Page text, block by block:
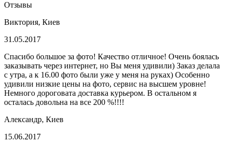
Отзывы
Виктория, Киев
31.05.2017
Спасибо большое за фото! Качество отличное! Очень боялась
заказывать через интернет, но Вы меня удивили) Заказ делала
с утра, а к 16.00 фото были уже у меня на руках) Особенно
удивили низкие цены на фото, сервис на высшем уровне!
Немного дороговата доставка курьером. В остальном я
осталась довольна на все 200 %!!!!
Александр, Киев
15.06.2017